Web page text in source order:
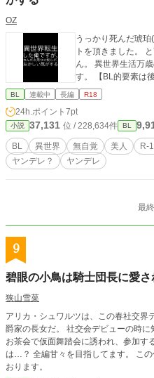
OZ
うっかり死んだ琥
トを頂きました。 と言っても、チートが全然いかされませ
ん。 異世界生活万歳のはずが、周りに振り回されてばかりで
す。 【BL的要素
BL 連載中 長編 R18
24h.ポイント 7pt
小説 37,131 位 / 228,634件 BL
BL 異世界 無自覚 美人 R-
ヤンデレ？
ヤンデレ
最
9
碧眼の小鳥は騎士団長に愛さ
狭山雪菜
アリカ・シュワルツは、この春社交界
爵家の長女だ。 社交会デビューの時
お茶会で仮面舞踏会に誘われ、参加す
は…？ 全編甘々を目指してます。 この作品は「アルファポリス」にも掲載して
おります。